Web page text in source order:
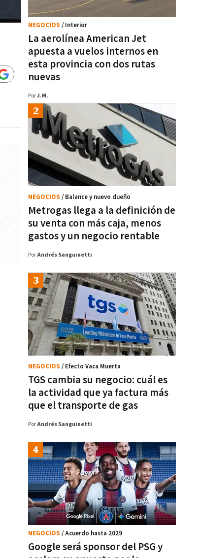
La aerolínea American Jet
apuesta a vuelos internos en
esta provincia con dos rutas
nuevas
NEGOCIOS / Interior
PorJ.M.
Metrogas llega a la definición de
su venta con más caja, menos
gastos y un negocio rentable
NEGOCIOS / Balance y nuevo dueño
PorAndrés Sanguinetti
TGS cambia su negocio: cuál es
la actividad que ya factura más
que el transporte de gas
NEGOCIOS / Efecto Vaca Muerta
PorAndrés Sanguinetti
Google será sponsor del PSG y
NEGOCIOS / Acuerdo hasta 2029